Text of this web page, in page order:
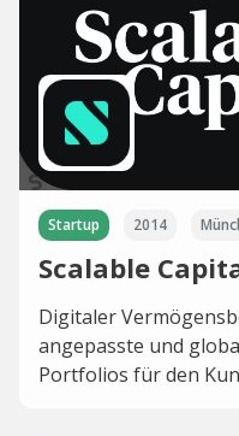
Startup 2014
Scalable
Digitaler
angepasste und
Portfolios für den